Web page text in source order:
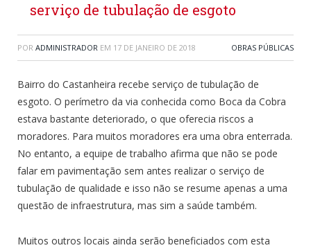
serviço de tubulação de esgoto
POR ADMINISTRADOR EM 17 DE JANEIRO DE 2018 OBRAS PÚBLICAS
Bairro do Castanheira recebe serviço de tubulação de
esgoto. O perímetro da via conhecida como Boca da Cobra
estava bastante deteriorado, o que oferecia riscos a
moradores. Para muitos moradores era uma obra enterrada.
No entanto, a equipe de trabalho afirma que não se pode
falar em pavimentação sem antes realizar o serviço de
tubulação de qualidade e isso não se resume apenas a uma
questão de infraestrutura, mas sim a saúde também.
Muitos outros locais ainda serão beneficiados com esta